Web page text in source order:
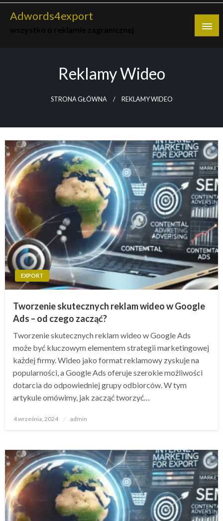
Skip
Adwords4export
Reklamy Wideo
STRONA GŁÓWNA REKLAMY WIDEO
EXPORT
Tworzenie skutecznych reklam wideo w Google
Ads – od czego zacząć?
Tworzenie skutecznych reklam wideo w Google Ads
może być kluczowym elementem strategii marketingowej
każdej firmy. Wideo jako format reklamowy zyskuje na
popularności, a Google Ads oferuje szerokie możliwości
dotarcia do odpowiedniej grupy odbiorców. W tym
artykule omówimy, jak zacząć tworzyć…
Opublikowane
4 września, 2024 admin